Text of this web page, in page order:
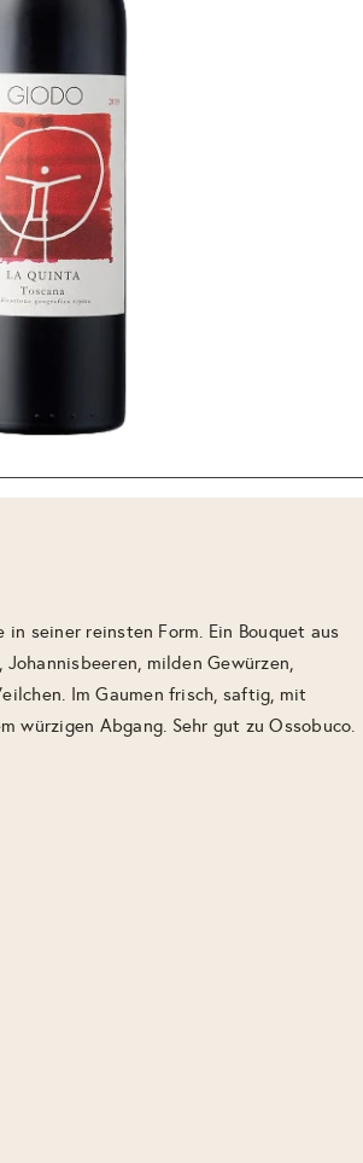
seiner reinsten Form. Ein Bouquet aus
Johannisbeeren, milden Gewürzen,
Im Gaumen frisch, saftig, mit
würzigen Abgang. Sehr gut zu Ossobuco.